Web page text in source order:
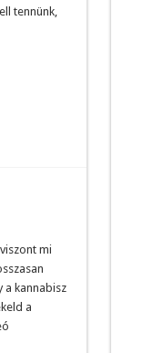
tennünk,
mi
a kannabisz
a